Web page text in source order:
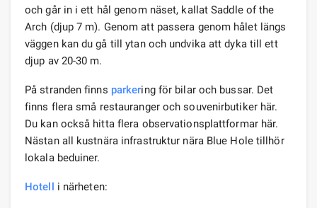
och går in i ett hål genom näset, kallat Saddle of the
Arch (djup 7 m). Genom att passera genom hålet längs
väggen kan du gå till ytan och undvika att dyka till ett
djup av 20-30 m.
På stranden finns parkering för bilar och bussar. Det
finns flera små restauranger och souvenirbutiker här.
Du kan också hitta flera observationsplattformar här.
Nästan all kustnära infrastruktur nära Blue Hole tillhör
lokala beduiner.
Hotell i närheten: